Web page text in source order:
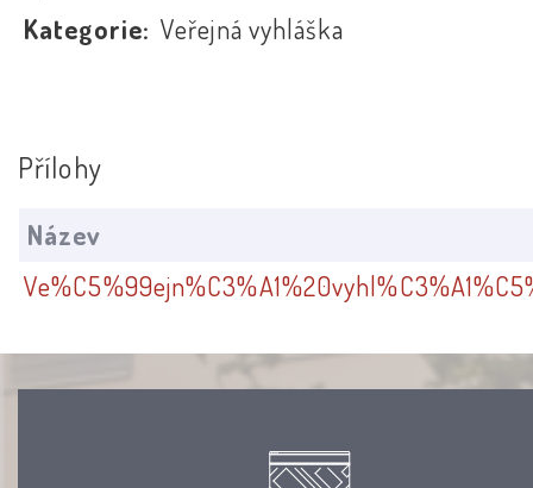
Kategorie: Veřejná vyhláška
Přílohy
Název